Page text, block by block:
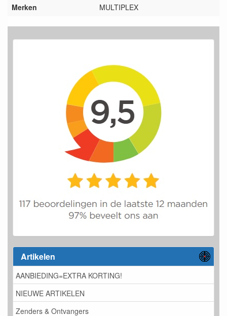
Artikelen
AANBIEDING=EXTRA KORTING!
NIEUWE ARTIKELEN
Zenders & Ontvangers
Merken MULTIPLEX